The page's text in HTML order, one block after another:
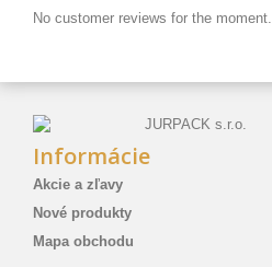
No customer reviews for the moment.
Informácie
Akcie a zľavy
Nové produkty
Mapa obchodu